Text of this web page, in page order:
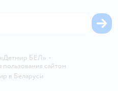
БЕЛ» •
сайтом
в Беларуси